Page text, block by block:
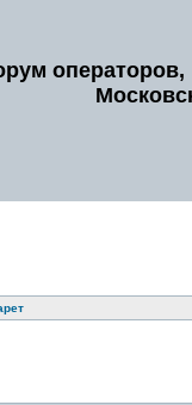
операторов,